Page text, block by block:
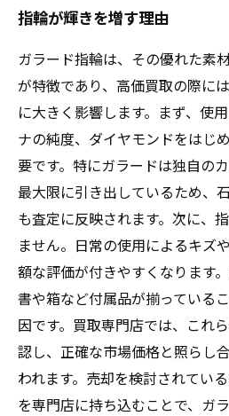
指輪が輝きを増す理由
ガラード指輪は、その優れた素
が特徴であり、高価買取の際に
に大きく影響します。まず、使
ナの純度、ダイヤモンドをはじ
要です。特にガラードは独自の
最大限に引き出しているため、
も査定に反映されます。次に、
ません。日常の使用によるキズ
額な評価が付きやすくなります
書や箱など付属品が揃っている
因です。買取専門店では、これ
認し、正確な市場価格と照らし
われます。売却を検討されてい
を専門店に持ち込むことで、ガ